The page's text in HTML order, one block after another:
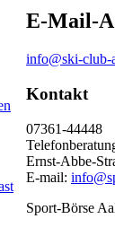
E-Mail-
info@ski-club-
Kontakt
07361-44448
Ernst-Abbe-
E-mail:
Sport-Börse